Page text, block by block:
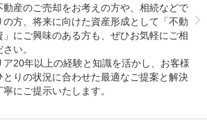
動産のご売却をお考えの方や、相続などで
の方、将来に向けた資産形成として「不動
」にご興味のある方も、ぜひお気軽にご相
い。
ア20年以上の経験と知識を活かし、お客様
とりの状況に合わせた最適なご提案と解決
寧にご提示いたします。